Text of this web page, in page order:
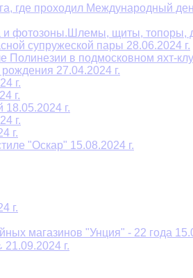
где проходил Международный
и фотозоны.Шлемы, щиты, топоры,
супружеской пары 28.06.2024 г.
Полинезии в подмосковном яхт-
27.04.2024 г.
г.
г.
г.
г.
г.
"Оскар" 15.08.2024 г.
г.
магазинов "Унция" - 22 года
г.